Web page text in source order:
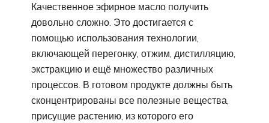
Качественное эфирное масло получить
довольно сложно. Это достигается с
помощью использования технологии,
включающей перегонку, отжим, дистилляцию,
экстракцию и ещё множество различных
процессов. В готовом продукте должны быть
сконцентрированы все полезные вещества,
присущие растению, из которого его